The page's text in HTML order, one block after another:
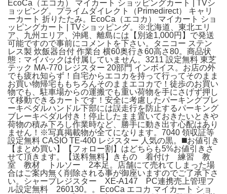
EcoCa（エコカ） マイカート ショッピングカート | TVシ
ョッピング。プライムダイレクト（Primedirect） キャリ
ーカート 折りたたみ。EcoCa（エコカ） マイカート ショ
ッピングカート | TVショッピング。※北海道、東北エリ
ア、九州エリア、沖縄、離島には【別途1,000円】で発送
可能ですので事前にコメントを下さい。タニコー ステン
レス製 炊飯器台付 作業台 横60奥行き60高さ80。商品状
態：マイバックは付属していません。3211 設定無料 東芝
テック MA-770 レジスター 20部門 インボイス。お店の外
でも疲れ知らず！自宅からエコカを持って行ってそのまま
お買い物帰宅ももちろんそのままエコカで！徒歩のお買い
物でも、駐車場からの運搬でも重い荷物を手にさげず押し
て移動できるカートです！安全に考慮したパーキングブレ
ーキペダルハンドル下部には誤走行を防止するパーキング
ブレーキペダル付き！停止したまま置いておきたいときや
荷物の積み下ろし作業時など、勝手に動き出す心配はあり
ません！※写真掲載物が全てになります。7040 領収証等
設定無料 CASIO TE-400 レジスター 人気の黒。◼️お値引き
【まとめ買い】【フォロー割】はどちらも5%お値引きさ
せて頂きます。【送料無料】きもの 着付け 練習 教
室 教材 トルソー 2本足。店舗にて売れてしまった場
合はご案内無く削除される事が御座いますのでご了承下さ
い。シャープレジスター XE-A147 PC連携売上管理フ
ル設定無料 260130。。EcoCa エコカ マイカート ショ